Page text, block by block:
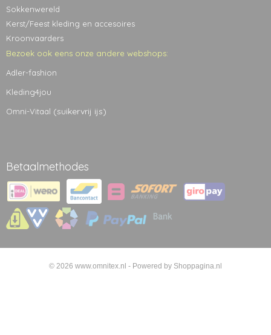
Sokkenwereld
Kerst/Feest kleding en accesoires
Kroonvaarders
Bezoek ook eens onze andere webshops:
Adler-fashion
Kleding4jou
Omni-Vitaal (suikervrij ijs)
Betaalmethodes
© 2026 www.omnitex.nl - Powered by Shoppagina.nl